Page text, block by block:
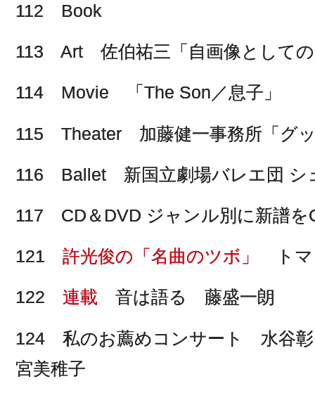
112 Book
113 Art 佐伯祐三「自画像としての
114 Movie 「The Son／息子」
115 Theater 加藤健一事務所「グ
116 Ballet 新国立劇場バレエ団 シ
117 CD＆DVD ジャンル別に新譜を
121 許光俊の「名曲のツボ」 トマ
122 連載 音は語る 藤盛一朗
124 私のお薦めコンサート 水谷彰
宮美稚子